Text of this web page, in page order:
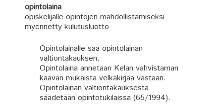
opintolaina
opiskelijalle opintojen mahdollistamiseksi
myönnetty kulutusluotto
Opintolainalle saa opintolainan
valtiontakauksen.
Opintolaina annetaan Kelan vahvistaman
kaavan mukaista velkakirjaa vastaan.
Opintolainan valtiontakauksesta
säädetään opintotukilaissa (65/1994).